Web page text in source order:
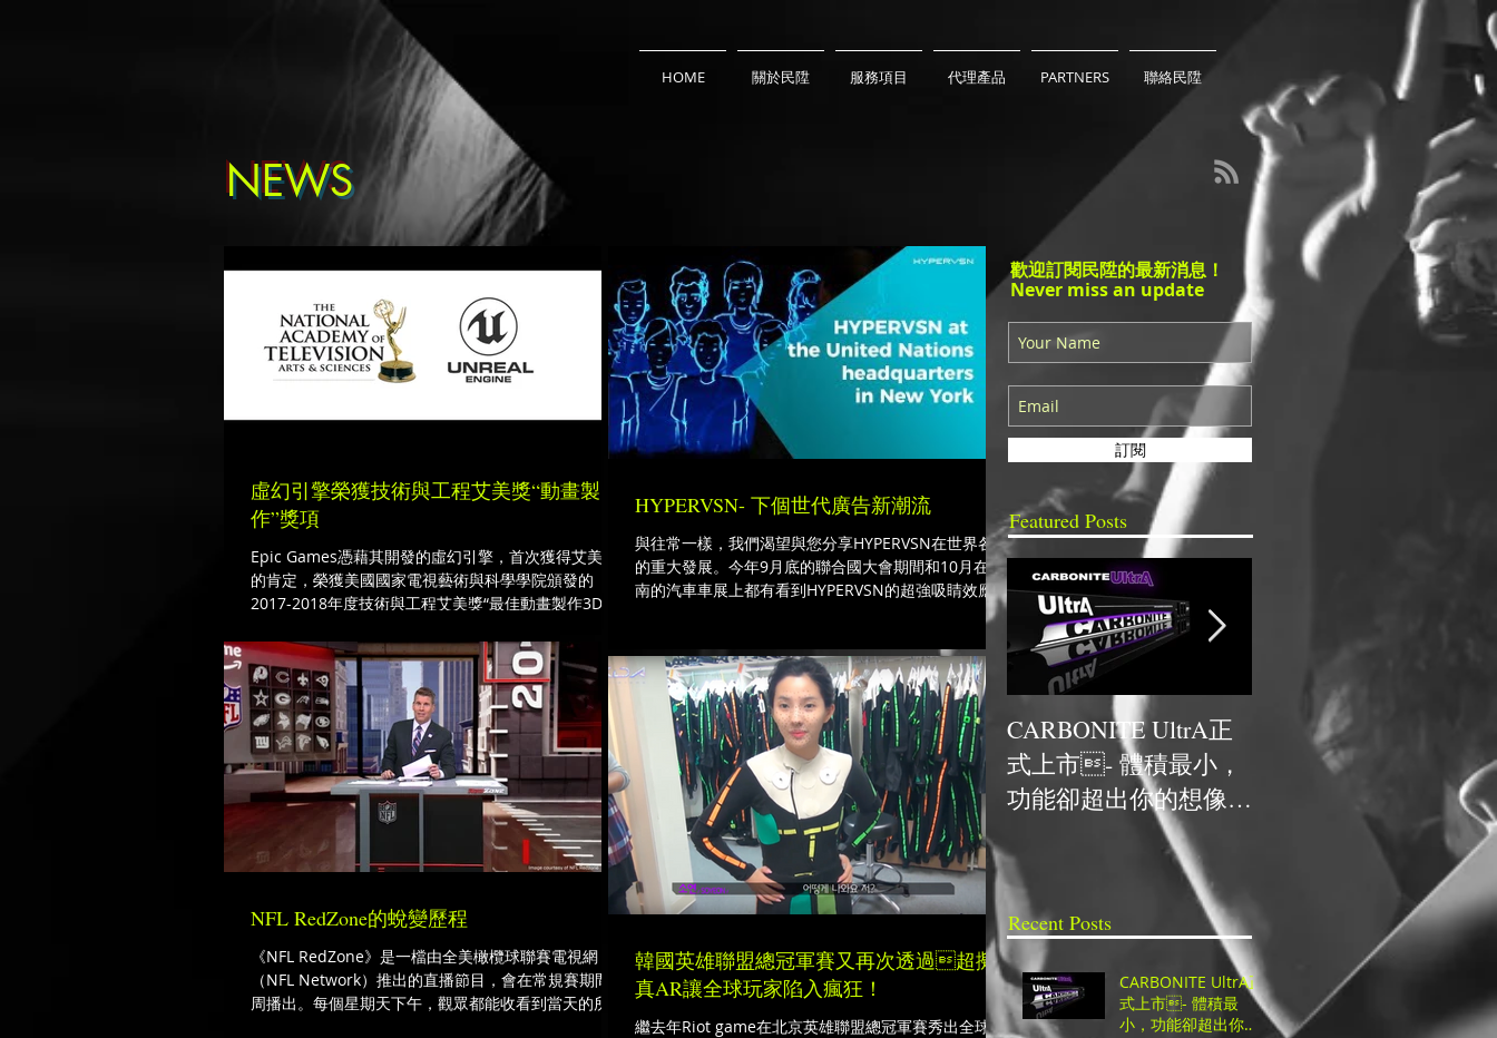
HOME 關於民陞 服務項目 代理產品 PARTNERS 聯絡民陞
NEWS
虛幻引擎榮獲技術與工程艾美獎“動畫製
作”獎項
Epic Games憑藉其開發的虛幻引擎，首次獲得艾美獎
的肯定，榮獲美國國家電視藝術與科學學院頒發的
2017-2018年度技術與工程艾美獎“最佳動畫製作3D引
HYPERVSN- 下個世代廣告新潮流
與往常一樣，我們渴望與您分享HYPERVSN在世界各地
的重大發展。今年9月底的聯合國大會期間和10月在越
南的汽車車展上都有看到HYPERVSN的超強吸睛效應！
NFL RedZone的蛻變歷程
《NFL RedZone》是一檔由全美橄欖球聯賽電視網
（NFL Network）推出的直播節目，會在常規賽期間每
周播出。每個星期天下午，觀眾都能收看到當天的所有
韓國英雄聯盟總冠軍賽又再次透過超擬
真AR讓全球玩家陷入瘋狂！
繼去年Riot game在北京英雄聯盟總冠軍賽秀出全球遊
歡迎訂閱民陞的最新消息！
Never miss an update
訂閱
Featured Posts
CARBONITE UltrA正
式上市- 體積最小，
功能卻超出你的想像的
超高CP值UHD切換
台！
NCDR與HYPERVSN首
次合作，獲得最佳人氣
Recent Posts
CARBONITE UltrA正
式上市- 體積最
小，功能卻超出你的